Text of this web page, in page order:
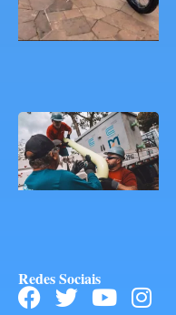
Redes Sociais